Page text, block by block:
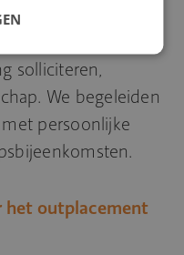
en doen.
en zetten
solliciteren,
We begeleiden
persoonlijke
outplacement